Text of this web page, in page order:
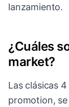
lanzamiento.
¿Cuáles
market?
Las clásicas
promotion,